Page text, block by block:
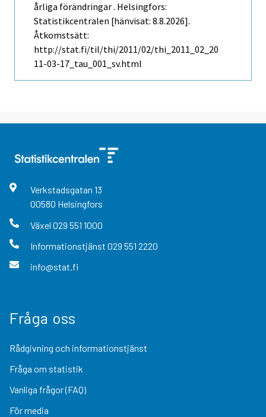
årliga förändringar . Helsingfors:
Statistikcentralen [hänvisat: 8.8.2026].
Åtkomstsätt:
http://stat.fi/til/thi/2011/02/thi_2011_02_20
11-03-17_tau_001_sv.html
Verkstadsgatan 13
00580 Helsingfors
Växel 029 551 1000
Informationstjänst 029 551 2220
info@stat.fi
Fråga oss
Rådgivning och informationstjänst
Fråga om statistik
Vanliga frågor (FAQ)
För media